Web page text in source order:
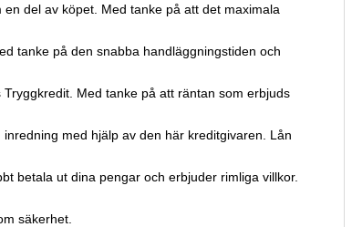
del av köpet. Med tanke på att det maximala
tanke på den snabba handläggningstiden och
Med tanke på att räntan som erbjuds
med hjälp av den här kreditgivaren. Lån
betala ut dina pengar och erbjuder rimliga villkor.
säkerhet.